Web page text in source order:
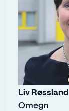
Liv Røssland
Omegn